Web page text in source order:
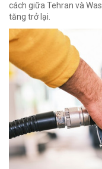
cách giữa Tehran và
tăng trở lại.